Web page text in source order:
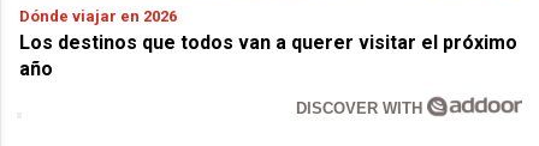
Dónde viajar en 2026
Los destinos que todos van a querer visitar el próximo
año
DISCOVER WITH